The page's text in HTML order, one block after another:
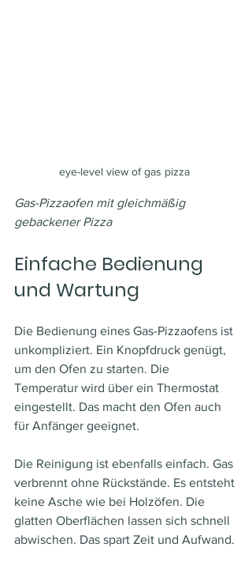
eye-level view of gas pizza
Gas-Pizzaofen mit gleichmäßig
gebackener Pizza
Einfache Bedienung
und Wartung
Die Bedienung eines Gas-Pizzaofens ist
unkompliziert. Ein Knopfdruck genügt,
um den Ofen zu starten. Die
Temperatur wird über ein Thermostat
eingestellt. Das macht den Ofen auch
für Anfänger geeignet.
Die Reinigung ist ebenfalls einfach. Gas
verbrennt ohne Rückstände. Es entsteht
keine Asche wie bei Holzöfen. Die
glatten Oberflächen lassen sich schnell
abwischen. Das spart Zeit und Aufwand.